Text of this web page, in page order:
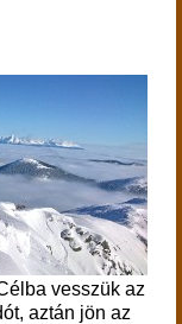
vesszük az
aztán jön az